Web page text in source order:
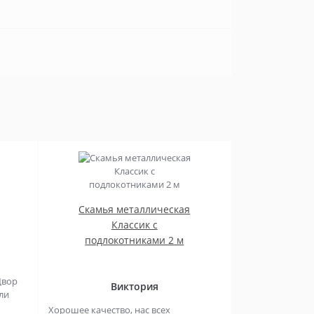
Скамья металлическая
Классик с
подлокотниками 2 м
Виктория
Хорошее качество, нас всех